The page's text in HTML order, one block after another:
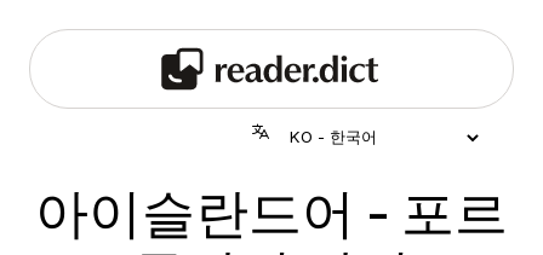
아이슬란드어 - 포르